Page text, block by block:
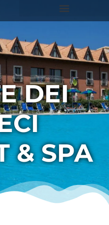
DEI
& SPA